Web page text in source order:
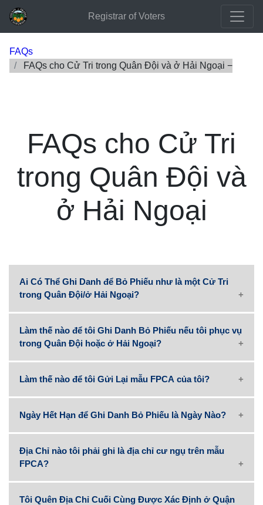
Registrar of Voters
FAQs
FAQs cho Cử Tri trong Quân Đội và ở Hải Ngoại
FAQs cho Cử Tri
trong Quân Đội và
ở Hải Ngoại
Ai Có Thể Ghi Danh để Bỏ Phiếu như là một Cử Tri
trong Quân Đội/ở Hải Ngoại?
Làm thế nào để tôi Ghi Danh Bỏ Phiếu nếu tôi phục vụ
trong Quân Đội hoặc ở Hải Ngoại?
Làm thế nào để tôi Gửi Lại mẫu FPCA của tôi?
Ngày Hết Hạn để Ghi Danh Bỏ Phiếu là Ngày Nào?
Địa Chỉ nào tôi phải ghi là địa chỉ cư ngụ trên mẫu
FPCA?
Tôi Quên Địa Chỉ Cuối Cùng Được Xác Định ở Quận